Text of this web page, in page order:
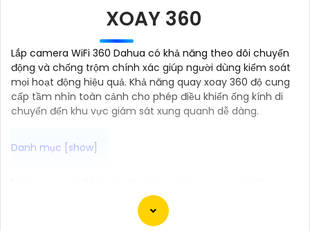
XOAY 360
Lắp camera WiFi 360 Dahua có khả năng theo dõi chuyển
động và chống trộm chính xác giúp người dùng kiểm soát
mọi hoạt động hiệu quả. Khả năng quay xoay 360 độ cung
cấp tầm nhìn toàn cảnh cho phép điều khiển ống kính di
chuyển đến khu vực giám sát xung quanh dễ dàng.
mang đến hình ảnh sắc nét và rõ ràng giúp bạn
giám sát mọi góc độ của không gian một cách dễ